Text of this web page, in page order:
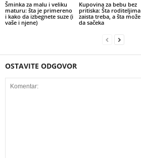
Šminka za malu i veliku
maturu: šta je primereno
i kako da izbegnete suze (i
vaše i njene)
Kupovina za bebu bez
pritiska: Šta roditeljima
zaista treba, a šta može
da sačeka
OSTAVITE ODGOVOR